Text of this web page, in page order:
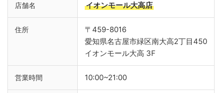
店舗名 イオンモール大高店
住所
〒459-8016
愛知県名古屋市緑区南大高2丁目450
イオンモール大高 3F
営業時間 10:00~21:00